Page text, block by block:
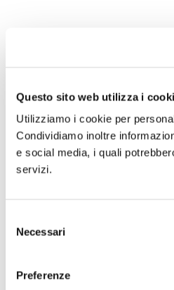
Questo sito web utilizza i
Utilizziamo i cookie per
Condividiamo inoltre
e social media, i quali
servizi.
delNecessari
Preferenze